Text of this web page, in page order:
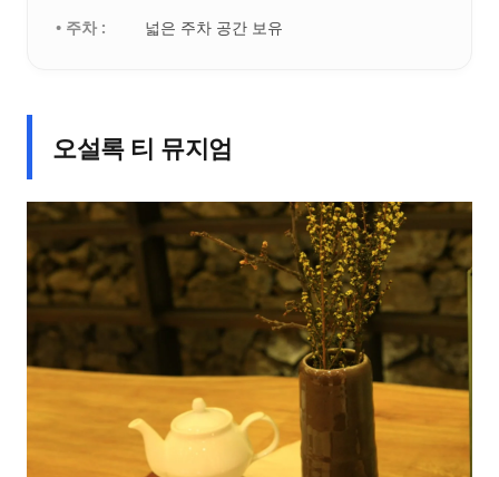
• 주차 :
넓은 주차 공간 보유
오설록 티 뮤지엄